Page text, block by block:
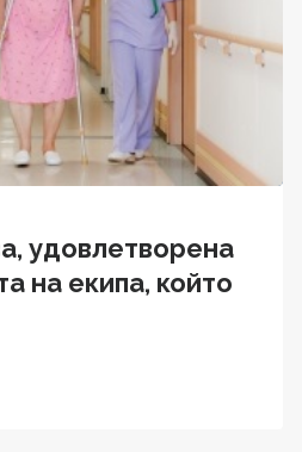
удовлетворена
на екипа, който